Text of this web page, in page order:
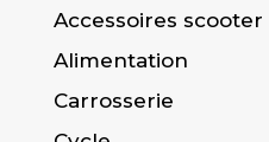
Accessoires scooter
Alimentation
Carrosserie